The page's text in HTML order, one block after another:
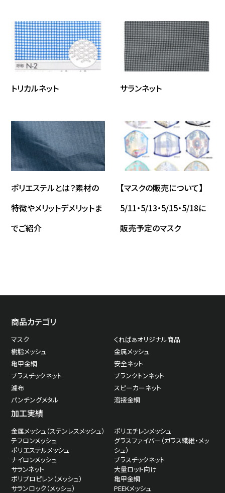
トリカルネット サランネット
ポリエステルとは？素材の
特徴やメリットデメリットま
でご紹介
【マスクの販売について】
5/11・5/13・5/15・5/18に
販売予定のマスク
商品カテゴリ
マスク
くればぁオリジナル商品
樹脂メッシュ
金属メッシュ
亀甲金網
安全ネット
プラスチックネット
プランクトンネット
濾布
スピーカーネット
パンチングメタル
溶接金網
加工実績
金属メッシュ（ステンレスメッシュ）
テフロンメッシュ
ポリエステルメッシュ
ナイロンメッシュ
サランネット
ポリプロピレン（メッシュ）
サランロック（メッシュ）
ポリエチレンメッシュ
グラスファイバー（ガラス繊維・メッ
シュ）
プラスチックネット
大量ロット向け
亀甲金網
PEEKメッシュ